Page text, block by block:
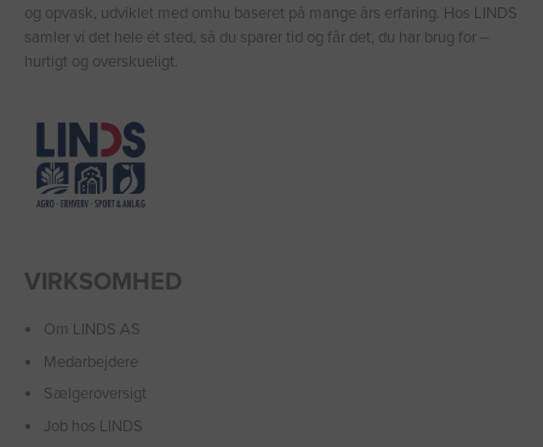
og opvask, udviklet med omhu baseret på mange års erfaring. Hos LINDS
samler vi det hele ét sted, så du sparer tid og får det, du har brug for –
hurtigt og overskueligt.
VIRKSOMHED
Om LINDS AS
Medarbejdere
Sælgeroversigt
Job hos LINDS